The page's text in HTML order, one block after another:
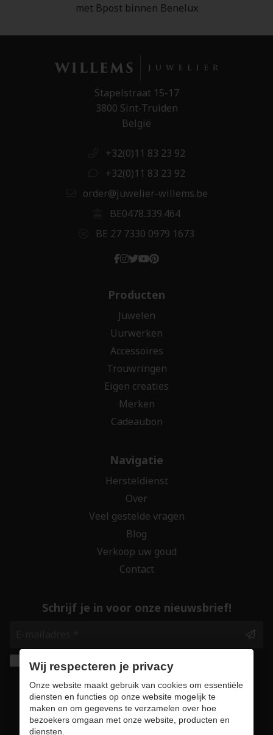
met Bpost binnen Benelux
Stapelstraat 15-17
3800 Sint-Truiden
België
+32(0)11 83 23 92
+32(0)11 83 23 92
order@juwelier-willems.be
BE0478.339.464
BE 27 7330 0979 1673
Producten
Juwelen
Uurwerken
Accessoires
Trouwringen
Eigen creaties
Merken
Cadeaubon
Navigatie
Hersteldienst
Over
Veel gestelde vragen
Blog
Verkoop uw goud
Contact
Schrijf je in voor onze nieuwsbrief!
Ik geef de toestemming om mijn gegevens te
bewaren en verwerken zoals aangegeven in
onzeprivacy statement. *
Wij respecteren je privacy
Onze website maakt gebruik van cookies om essentiële
diensten en functies op onze website mogelijk te
maken en om gegevens te verzamelen over hoe
bezoekers omgaan met onze website, producten en
diensten.